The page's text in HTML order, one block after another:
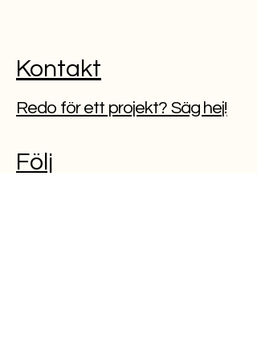
Kontakt
Redo för ett projekt? Säg hej!
Följ